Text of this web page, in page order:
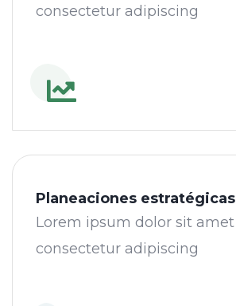
consectetur adipiscing
Planeaciones estratégicas
Lorem ipsum dolor sit amet
consectetur adipiscing